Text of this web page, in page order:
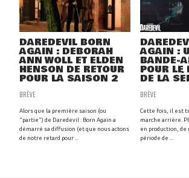
DAREDEVIL BORN
AGAIN : DEBORAH
ANN WOLL ET ELDEN
HENSON DE RETOUR
POUR LA SAISON 2
BRÈVE
Alors que la première saison (ou
"partie") de Daredevil : Born Again a
démarré sa diffusion (et que nous actons
de notre retard pour ...
AGAIN :
BANDE-
POUR LE
DE LA
BRÈVE
Cette fois, il est
marche arrière.
en production,
période de ...